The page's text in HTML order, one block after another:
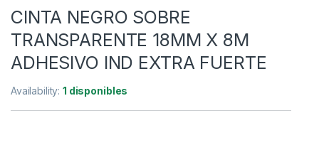
CINTA NEGRO SOBRE
TRANSPARENTE 18MM X 8M
ADHESIVO IND EXTRA FUERTE
Availability:1 disponibles